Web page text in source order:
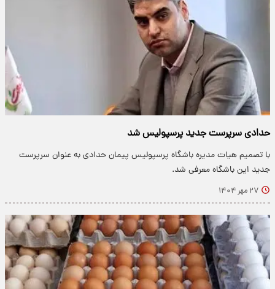
حدادی سرپرست جدید پرسپولیس شد
با تصمیم هیات مدیره باشگاه پرسپولیس پیمان حدادی به عنوان سرپرست
جدید این باشگاه معرفی شد.
۲۷ مهر ۱۴۰۴